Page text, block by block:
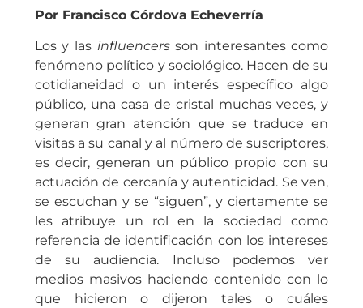
Por Francisco Córdova Echeverría
Los y las influencersson interesantes como
fenómeno político y sociológico. Hacen de su
cotidianeidad o un interés específico algo
público, una casa de cristal muchas veces, y
generan gran atención que se traduce en
visitas a su canal y al número de suscriptores,
es decir, generan un público propio con su
actuación de cercanía y autenticidad. Se ven,
se escuchan y se “siguen”, y ciertamente se
les atribuye un rol en la sociedad como
referencia de identificación con los intereses
de su audiencia. Incluso podemos ver
medios masivos haciendo contenido con lo
que hicieron o dijeron tales o cuáles